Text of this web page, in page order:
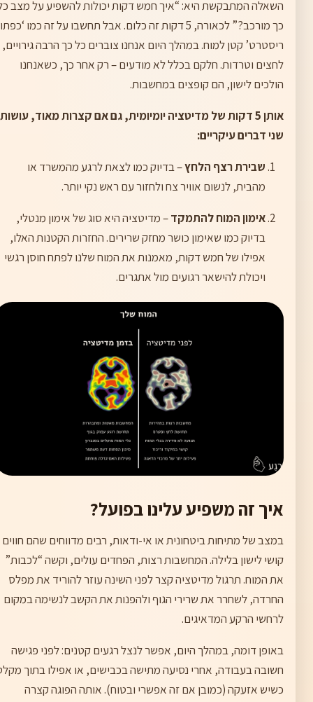
השאלה המתבקשת היא: “איך חמש דקות יכולות להשפיע על מצב
כך מורכב?” לכאורה, 5 דקות זה כלום. אבל תחשבו על זה כמו
ריסטרט’ קטן למוח. במהלך היום אנחנו צוברים כל כך הרבה גירויים,
לחצים וטרדות. חלקם בכלל לא מודעים – רק אחר כך, כשאנחנו
הולכים לישון, הם קופצים במחשבות.
אותן 5 דקות של מדיטציה יומיומית, גם אם קצרות מאוד, עושות
שני דברים עיקריים:
שבירת רצף הלחץ– בדיוק כמו לצאת לרגע מהמשרד או
מהבית, לנשום אוויר צח ולחזור עם ראש נקי יותר.
אימון המוח להתמקד– מדיטציה היא סוג של אימון מנטלי,
בדיוק כמו שאימון כושר מחזק שרירים. החזרות הקטנות האלו,
אפילו של חמש דקות, מאמנות את המוח שלנו לפתח חוסן רגשי
ויכולת להישאר רגועים מול אתגרים.
איך זה משפיע עלינו בפועל?
במצב של מתיחות ביטחונית או אי-ודאות, רבים מדווחים שהם חווים
קושי לישון בלילה. המחשבות רצות, הפחדים עולים, וקשה “לכבות”
את המוח. תרגול מדיטציה קצר לפני השינה עוזר להוריד את מפלס
החרדה, לשחרר את שרירי הגוף ולהפנות את הקשב לנשימה במקום
לרחשי הרקע המדאיגים.
באופן דומה, במהלך היום, אפשר לנצל רגעים קטנים: לפני פגישה
חשובה בעבודה, אחרי נסיעה מתישה בכבישים, או אפילו בתוך
כשיש אזעקה (כמובן אם זה אפשרי ובטוח). אותה הפוגה קצרה